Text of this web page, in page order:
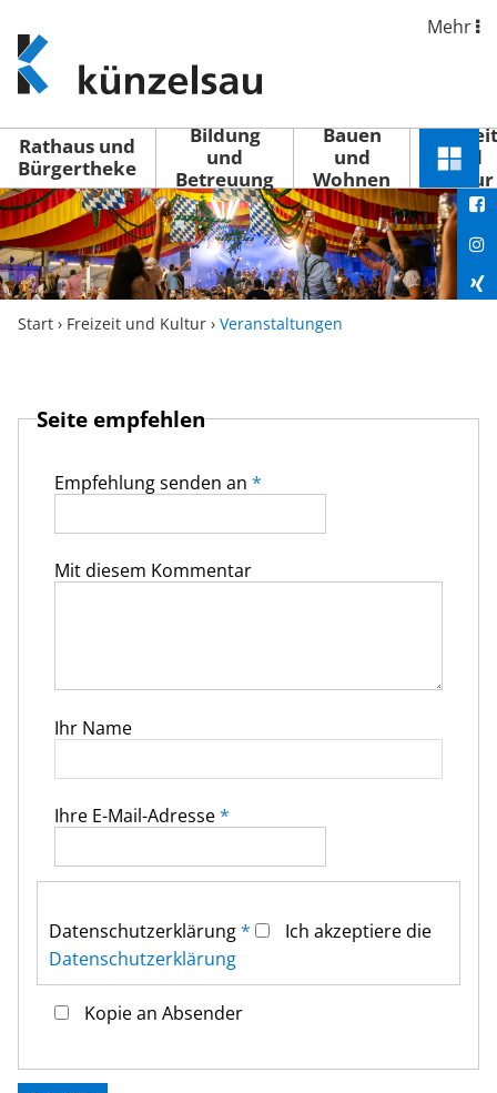
www.kuenzelsau.de
(zur
Startseite)
Mehr
Rathaus und
Bürgertheke
Bildung
und
Betreuung
Bauen
und
Wohnen
Freizeit
und
Kultur
Menü
Start › Freizeit und Kultur › Veranstaltungen
Seite empfehlen
Empfehlung senden an *
Mit diesem Kommentar
Ihr Name
Ihre E-Mail-Adresse*
Datenschutz­erklärung*
Ich akzeptiere die
Datenschutz­erklärung
Kopie an Absender